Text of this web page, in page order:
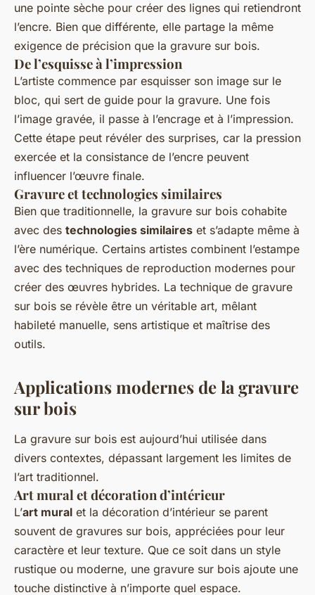
une pointe sèche pour créer des lignes qui retiendront
l’encre. Bien que différente, elle partage la même
exigence de précision que la gravure sur bois.
De l’esquisse à l’impression
L’artiste commence par esquisser son image sur le
bloc, qui sert de guide pour la gravure. Une fois
l’image gravée, il passe à l’encrage et à l’impression.
Cette étape peut révéler des surprises, car la pression
exercée et la consistance de l’encre peuvent
influencer l’œuvre finale.
Gravure et technologies similaires
Bien que traditionnelle, la gravure sur bois cohabite
avec des technologies similaires et s’adapte même à
l’ère numérique. Certains artistes combinent l’estampe
avec des techniques de reproduction modernes pour
créer des œuvres hybrides. La technique de gravure
sur bois se révèle être un véritable art, mêlant
habileté manuelle, sens artistique et maîtrise des
outils.
Applications modernes de la gravure
sur bois
La gravure sur bois est aujourd’hui utilisée dans
divers contextes, dépassant largement les limites de
l’art traditionnel.
Art mural et décoration d’intérieur
L’art mural et la décoration d’intérieur se parent
souvent de gravures sur bois, appréciées pour leur
caractère et leur texture. Que ce soit dans un style
rustique ou moderne, une gravure sur bois ajoute une
touche distinctive à n’importe quel espace.